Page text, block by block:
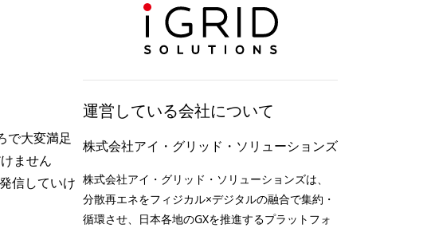
で大変満足
ません
信していけ
運営している会社について
株式会社アイ・グリッド・ソリューションズ
株式会社アイ・グリッド・ソリューションズは、
分散再エネをフィジカル×デジタルの融合で集約・
循環させ、日本各地のGXを推進するプラットフォ